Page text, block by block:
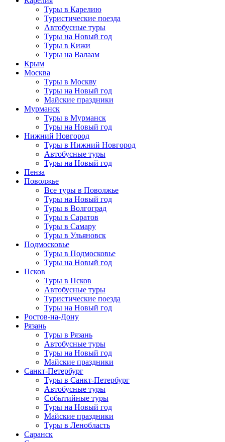
Туры в Карелию
Туристические поезда
Автобусные туры
Туры на Новый год
Туры в Кижи
Туры на Валаам
Крым
Москва
Туры в Москву
Туры на Новый год
Майские праздники
Мурманск
Туры в Мурманск
Туры на Новый год
Нижний Новгород
Туры в Нижний Новгород
Автобусные туры
Туры на Новый год
Пенза
Поволжье
Все туры в Поволжье
Туры на Новый год
Туры в Волгоград
Туры в Саратов
Туры в Самару
Туры в Ульяновск
Подмосковье
Туры в Подмосковье
Туры на Новый год
Псков
Туры в Псков
Автобусные туры
Туристические поезда
Туры на Новый год
Ростов-на-Дону
Рязань
Туры в Рязань
Автобусные туры
Туры на Новый год
Майские праздники
Санкт-Петербург
Туры в Санкт-Петербург
Автобусные туры
Событийные туры
Туры на Новый год
Майские праздники
Туры в Ленобласть
Саранск